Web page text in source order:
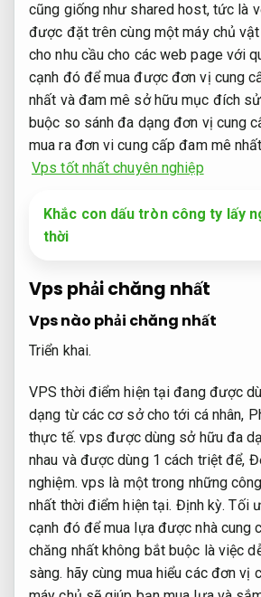
cũng giống như shared host, tức là
được đặt trên cùng một máy chủ
cho nhu cầu cho các web page với
cạnh đó để mua được đơn vị cung
nhất và đam mê sở hữu mục đích
buộc so sánh đa dạng đơn vị cung
mua ra đơn vi cung cấp đam mê
Vps tốt nhất chuyên nghiệp
Khắc con dấu tròn công ty lấy
thời
Vps phải chăng nhất
Vps nào phải chăng nhất
Triển khai.
VPS thời điểm hiện tại đang được
dạng từ các cơ sở cho tới cá nhân,
thực tế. vps được dùng sở hữu đa
nhau và được dùng 1 cách triệt để,
nghiệm. vps là một trong những
nhất thời điểm hiện tại. Định kỳ. Tối
cạnh đó để mua lựa được nhà cung
chăng nhất không bắt buộc là việc
sàng. hãy cùng mua hiểu các đơn vị